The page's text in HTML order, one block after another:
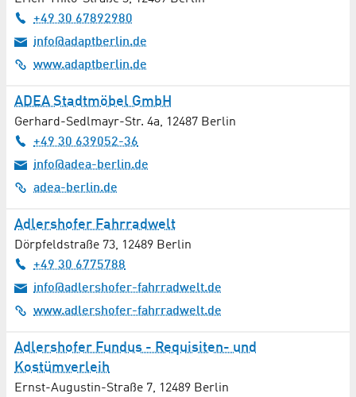
Forschung / Entwicklung
Freizeit
Gartenbau / Landschaftsbau
Gase / Kältemittel
Gastronomie
Gebäudetechnik
Geotechnik
Gerätebau
+49 30 67892980
info@adaptberlin.de
www.adaptberlin.de
ADEA Stadtmöbel GmbH
Gerhard-Sedlmayr-Str. 4a, 12487 Berlin
+49 30 639052-36
info@adea-berlin.de
adea-berlin.de
Adlershofer Fahrradwelt
Dörpfeldstraße 73, 12489 Berlin
+49 30 6775788
info@adlershofer-fahrradwelt.de
www.adlershofer-fahrradwelt.de
Adlershofer Fundus - Requisiten- und
Kostümverleih
Ernst-Augustin-Straße 7, 12489 Berlin